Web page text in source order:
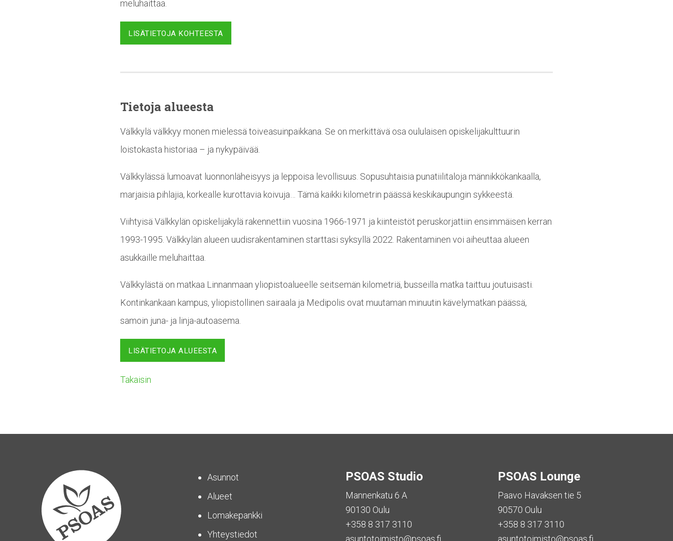
meluhaittaa.
LISÄTIETOJA KOHTEESTA
Tietoja alueesta
Välkkylä välkkyy monen mielessä toiveasuinpaikkana. Se on merkittävä osa oululaisen opiskelijakulttuurin
loistokasta historiaa – ja nykypäivää.
Välkkylässä lumoavat luonnonläheisyys ja leppoisa levollisuus. Sopusuhtaisia punatiilitaloja männikkökankaalla,
marjaisia pihlajia, korkealle kurottavia koivuja… Tämä kaikki kilometrin päässä keskikaupungin sykkeestä.
Viihtyisä Välkkylän opiskelijakylä rakennettiin vuosina 1966-1971 ja kiinteistöt peruskorjattiin ensimmäisen kerran
1993-1995. Välkkylän alueen uudisrakentaminen starttasi syksyllä 2022. Rakentaminen voi aiheuttaa alueen
asukkaille meluhaittaa.
Välkkylästä on matkaa Linnanmaan yliopistoalueelle seitsemän kilometriä, busseilla matka taittuu joutuisasti.
Kontinkankaan kampus, yliopistollinen sairaala ja Medipolis ovat muutaman minuutin kävelymatkan päässä,
samoin juna- ja linja-autoasema.
LISÄTIETOJA ALUEESTA
Takaisin
Asunnot
Alueet
Lomakepankki
Yhteystiedot
PSOAS Studio
Mannenkatu 6 A
90130 Oulu
+358 8 317 3110
asuntotoimisto@psoas.fi
PSOAS Lounge
Paavo Havaksen tie 5
90570 Oulu
+358 8 317 3110
asuntotoimisto@psoas.fi